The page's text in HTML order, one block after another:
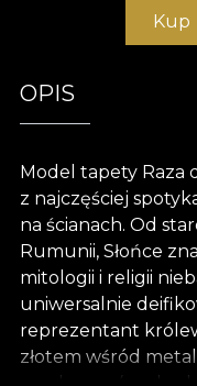
Kup
OPIS
Model tapety Raza
z najczęściej
na ścianach. Od
Rumunii, Słońce
mitologii i religii
uniwersalnie
reprezentant
złotem wśród